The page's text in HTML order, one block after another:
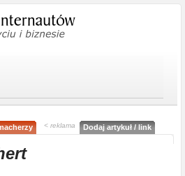
< reklama Dodaj artykuł / link